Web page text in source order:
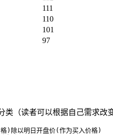
111
110
101
97
类（读者可以根据自己需求改
)除以明日开盘价(作为买入价格)